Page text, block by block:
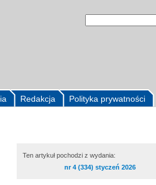
Polityka prywatności
Redakcja
Ten artykuł pochodzi z wydania:
nr 4 (334) styczeń 2026